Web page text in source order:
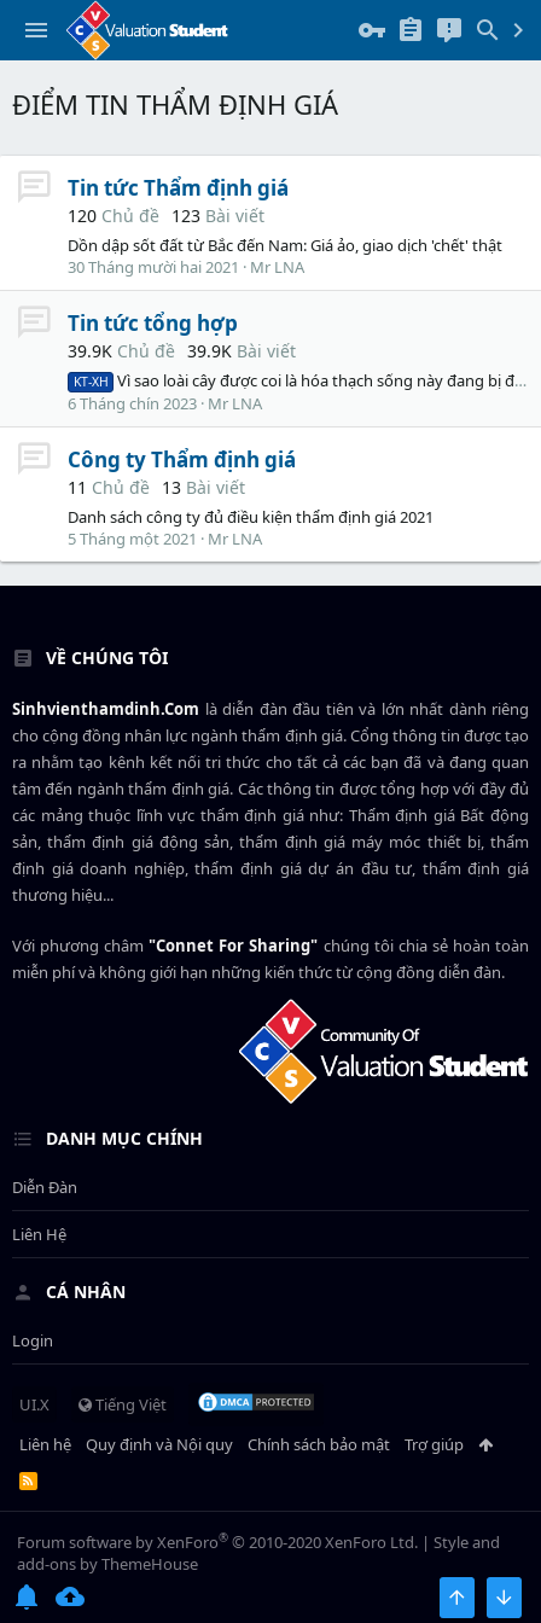
ĐIỂM TIN THẨM ĐỊNH GIÁ
Tin tức Thẩm định giá
120 Chủ đề 123 Bài viết
Dồn dập sốt đất từ Bắc đến Nam: Giá ảo, giao dịch 'chết' thật
30 Tháng mười hai 2021
Mr LNA
Tin tức tổng hợp
39.9K Chủ đề 39.9K Bài viết
KT-XH Vì sao loài cây được coi là hóa thạch sống này đang bị đột biến và đứng trước bờ vực tuyệt chủng?
6 Tháng chín 2023 Mr LNA
Công ty Thẩm định giá
11 Chủ đề 13 Bài viết
Danh sách công ty đủ điều kiện thẩm định giá 2021
5 Tháng một 2021
Mr LNA
VỀ CHÚNG TÔI
Sinhvienthamdinh.Com là diễn đàn đầu tiên và lớn nhất dành riêng
cho cộng đồng nhân lực ngànhthẩm định giá. Cổng thông tin được tạo
ra nhằm tạo kênh kết nối tri thức cho tất cả các bạn đã và đang quan
tâm đến ngành thẩm định giá. Các thông tin được tổng hợp với đầy đủ
các mảng thuộc lĩnh vực thẩm định giá như: Thẩm định giá Bất động
sản, thẩm định giá động sản, thẩm định giá máy móc thiết bị, thẩm
định giá doanh nghiệp, thẩm định giá dự án đầu tư, thẩm định giá
thương hiệu...
Với phương châm"Connet For Sharing" chúng tôi chia sẻ hoàn toàn
miễn phí và không giới hạn những kiến thức từ cộng đồng diễn đàn.
DANH MỤC CHÍNH
Diễn Đàn
Liên Hệ
CÁ NHÂN
Login
UI.X
Tiếng Việt
Liên hệ
Quy định và Nội quy Chính sách bảo mật Trợ giúp
R
S
Forum software by XenForo® © 2010-2020 XenForo Ltd. | Style and
add-ons by ThemeHouse
BÊN TRÊN